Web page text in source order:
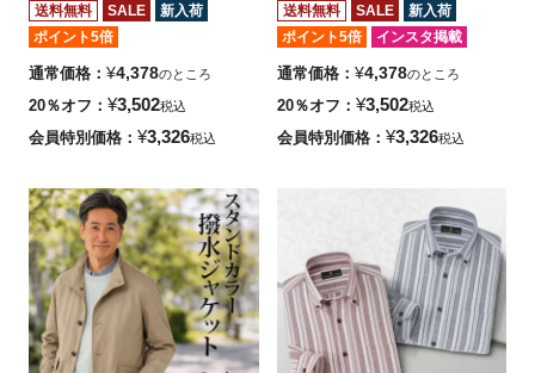
送料無料 SALE
新入荷
ポイント5倍
通常価格 ¥4,378のところ
20％オフ ¥3,502税込
会員特別価格 ¥3,326税込
送料無料 SALE
新入荷
ポイント5倍
インスタ掲載
通常価格 ¥4,378のところ
20％オフ ¥3,502税込
会員特別価格 ¥3,326税込